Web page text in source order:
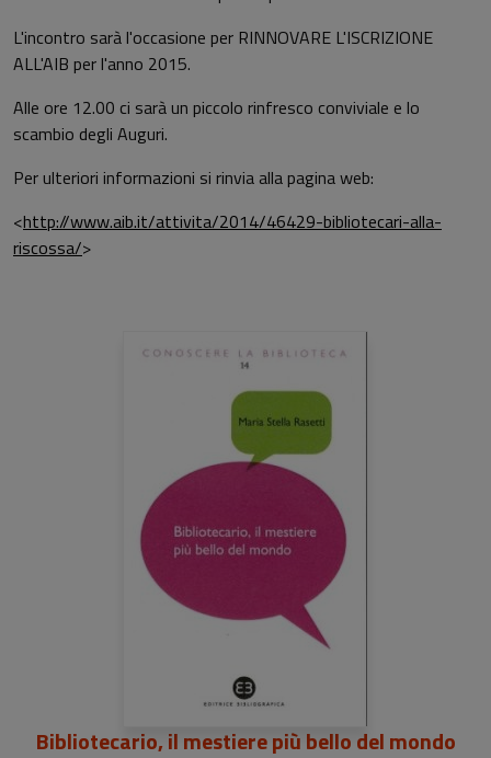
L'incontro sarà l'occasione per RINNOVARE L'ISCRIZIONE
ALL'AIB per l'anno 2015.
Alle ore 12.00 ci sarà un piccolo rinfresco conviviale e lo
scambio degli Auguri.
Per ulteriori informazioni si rinvia alla pagina web:
<http://www.aib.it/attivita/2014/46429-bibliotecari-alla-
riscossa/>
Bibliotecario, il mestiere più bello del mondo